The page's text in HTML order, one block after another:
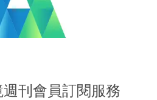
刊會員訂閱服務